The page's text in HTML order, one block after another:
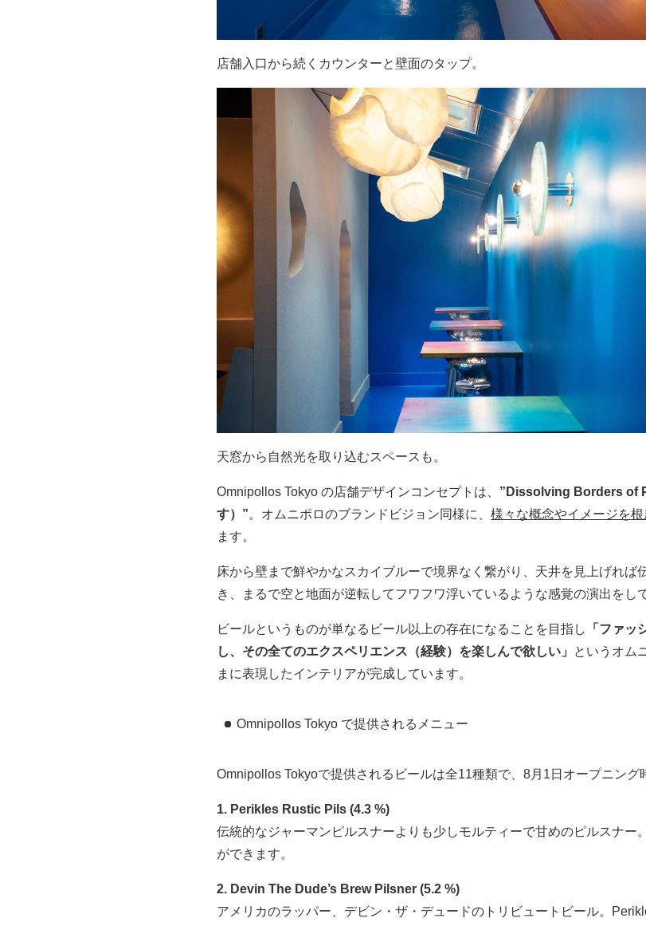
店舗入口から続くカウンターと壁面のタップ。
天窓から自然光を取り込むスペースも。
Omnipollos Tokyo の店舗デザインコンセプトは、 ”Dissolving Borders of
す）”。オムニポロのブランドビジョン同様に、 様々な概念やイメージを
ます。
床から壁まで鮮やかなスカイブルーで境界なく繋がり、天井を見上げれば
き、まるで空と地面が逆転してフワフワ浮いているような感覚の演出をし
ビールというものが単なるビール以上の存在になることを目指し
「ファッ
し、その全てのエクスペリエンス（経験）を楽しんで欲しい」
というオム
まに表現したインテリアが完成しています。
Omnipollos Tokyo で提供されるメニュー
Omnipollos Tokyoで提供されるビールは全11種類で、8月1日オープニング
1. Perikles Rustic Pils (4.3 %)
伝統的なジャーマンピルスナーよりも少しモルティーで甘めのピルスナー
ができます。
2. Devin The Dude’s Brew Pilsner (5.2 %)
アメリカのラッパー、デビン・ザ・デュードのトリビュートビール。